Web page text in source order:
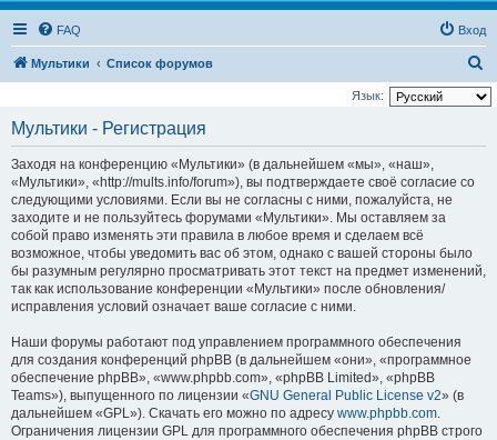
FAQ Вход
Мультики Список форумов
о
Язык:
Мультики - Регистрация
Заходя на конференцию «Мультики» (в дальнейшем «мы», «наш»,
«Мультики», «http://mults.info/forum»), вы подтверждаете своё согласие со
следующими условиями. Если вы не согласны с ними, пожалуйста, не
заходите и не пользуйтесь форумами «Мультики». Мы оставляем за
собой право изменять эти правила в любое время и сделаем всё
возможное, чтобы уведомить вас об этом, однако с вашей стороны было
бы разумным регулярно просматривать этот текст на предмет изменений,
так как использование конференции «Мультики» после обновления/
исправления условий означает ваше согласие с ними.
Наши форумы работают под управлением программного обеспечения
для создания конференций phpBB (в дальнейшем «они», «программное
обеспечение phpBB», «www.phpbb.com», «phpBB Limited», «phpBB
Teams»), выпущенного по лицензии «GNU General Public License v2» (в
дальнейшем «GPL»). Скачать его можно по адресу www.phpbb.com.
Ограничения лицензии GPL для программного обеспечения phpBB строго